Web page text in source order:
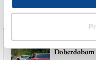
Več novic
Zaradi požara
Doberdobom